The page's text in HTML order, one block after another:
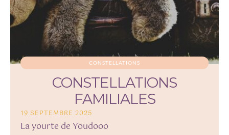
CONSTELLATIONS
CONSTELLATIONS
FAMILIALES
19 SEPTEMBRE 2025
La yourte de Youdooo